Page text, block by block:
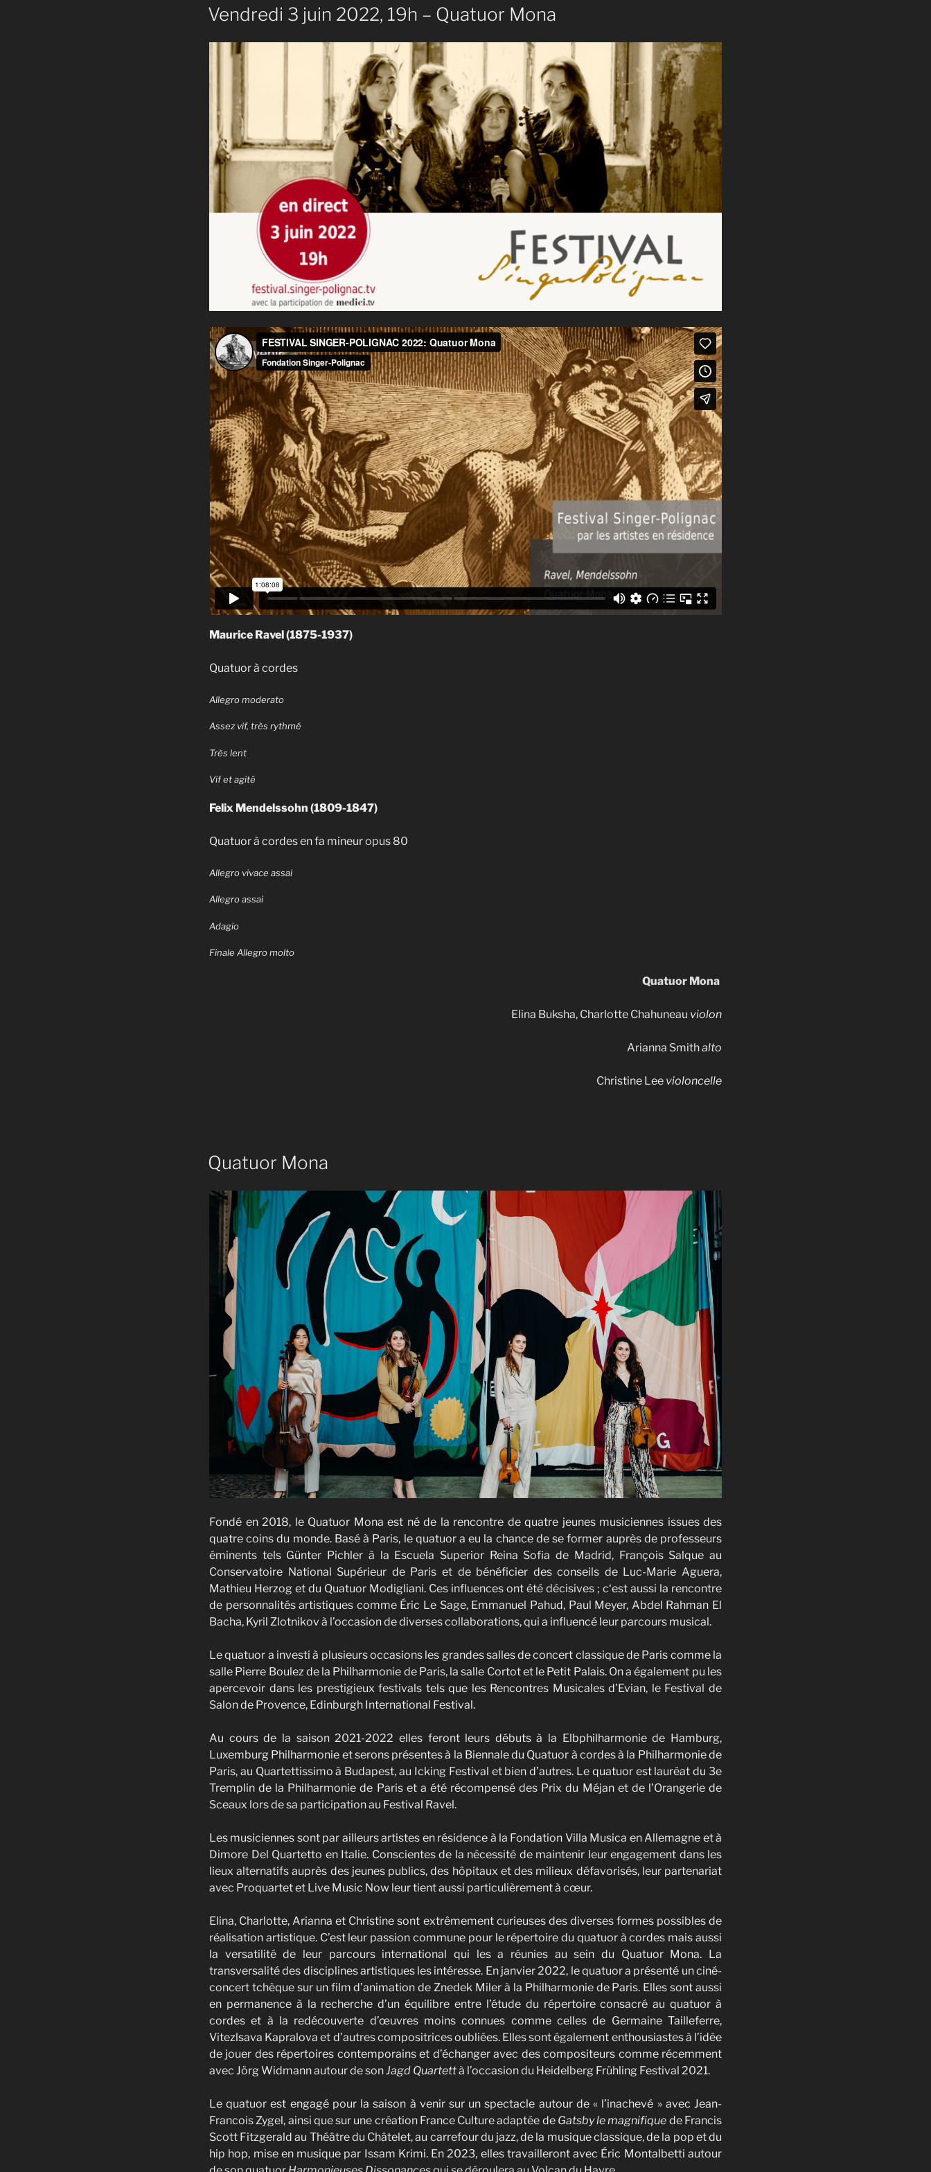
Vendredi 3 juin 2022, 19h – Quatuor Mona
Maurice Ravel (1875-1937)
Quatuor à cordes
Allegro moderato
Assez vif, très rythmé
Très lent
Vif et agité
Felix Mendelssohn (1809-1847)
Quatuor à cordes en fa mineuropus 80
Allegro vivace assai
Allegro assai
Adagio
Finale Allegro molto
Quatuor Mona
Elina Buksha, Charlotte Chahuneau violon
Arianna Smithalto
Christine Lee violoncelle
Quatuor Mona
Fondé en 2018, le Quatuor Mona est né de la rencontre de quatre jeunes musiciennes issues des
quatre coins du monde. Basé à Paris, le quatuor a eu la chance de se former auprès de professeurs
éminents tels Günter Pichler à la Escuela Superior Reina Sofia de Madrid, François Salque au
Conservatoire National Supérieur de Paris et de bénéficier des conseils de Luc-Marie Aguera,
Mathieu Herzog et du Quatuor Modigliani. Ces influences ont été décisives ; c‘est aussi la rencontre
de personnalités artistiques comme Éric Le Sage, Emmanuel Pahud, Paul Meyer, Abdel Rahman El
Bacha, Kyril Zlotnikov à l’occasion de diverses collaborations, qui a influencé leur parcours musical.
Le quatuor a investi à plusieurs occasions les grandes salles de concert classique de Paris comme la
salle Pierre Boulez de la Philharmonie de Paris, la salle Cortot et le Petit Palais. On a également pu les
apercevoir dans les prestigieux festivals tels que les Rencontres Musicales d’Evian, le Festival de
Salon de Provence, Edinburgh International Festival.
Au cours de la saison 2021-2022 elles feront leurs débuts à la Elbphilharmonie de Hamburg,
Luxemburg Philharmonie et serons présentes à la Biennale du Quatuor à cordes à la Philharmonie de
Paris, au Quartettissimo à Budapest, au Icking Festival et bien d’autres. Le quatuor est lauréat du 3e
Tremplin de la Philharmonie de Paris et a été récompensé des Prix du Méjan et de l’Orangerie de
Sceaux lors de sa participation au Festival Ravel.
Les musiciennes sont par ailleurs artistes en résidence à la Fondation Villa Musica en Allemagne et à
Dimore Del Quartetto en Italie. Conscientes de la nécessité de maintenir leur engagement dans les
lieux alternatifs auprès des jeunes publics, des hôpitaux et des milieux défavorisés, leur partenariat
avec Proquartet et Live Music Now leur tient aussi particulièrement à cœur.
Elina, Charlotte, Arianna et Christine sont extrêmement curieuses des diverses formes possibles de
réalisation artistique. C’est leur passion commune pour le répertoire du quatuor à cordes mais aussi
la versatilité de leur parcours international qui les a réunies au sein du Quatuor Mona. La
transversalité des disciplines artistiques les intéresse. En janvier 2022, le quatuor a présenté un ciné-
concert tchèque sur un film d’animation de Znedek Miler à la Philharmonie de Paris. Elles sont aussi
en permanence à la recherche d’un équilibre entre l’étude du répertoire consacré au quatuor à
cordes et à la redécouverte d’œuvres moins connues comme celles de Germaine Tailleferre,
Vitezlsava Kapralova et d’autres compositrices oubliées. Elles sont également enthousiastes à l’idée
de jouer des répertoires contemporains et d’échanger avec des compositeurs comme récemment
avec Jörg Widmann autour de sonJagd Quartettà l’occasion du Heidelberg Frühling Festival 2021.
Le quatuor est engagé pour la saison à venir sur un spectacle autour de « l’inachevé » avec Jean-
Francois Zygel, ainsi que sur une création France Culture adaptée de Gatsby le magnifique de Francis
Scott Fitzgerald au Théâtre du Châtelet, au carrefour du jazz, de la musique classique, de la pop et du
hip hop, mise en musique par Issam Krimi. En 2023, elles travailleront avec Éric Montalbetti autour